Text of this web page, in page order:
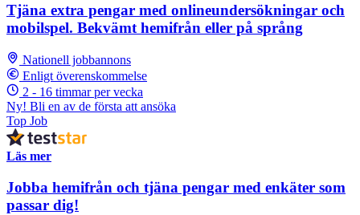
Tjäna extra pengar med onlineundersökningar och
mobilspel. Bekvämt hemifrån eller på språng
Nationell jobbannons
Enligt överenskommelse
2 - 16 timmar per vecka
Ny! Bli en av de första att ansöka
Top Job
Läs mer
Jobba hemifrån och tjäna pengar med enkäter som
passar dig!